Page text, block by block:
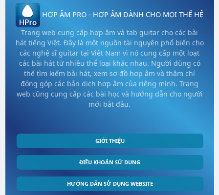
HỢP ÂM PRO - HỢP ÂM DÀNH CHO MỌI THẾ HỆ
Trang web cung cấp hợp âm và tab guitar cho các bài
hát tiếng Việt. Đây là một nguồn tài nguyên phổ biến cho
các nghệ sĩ guitar tại Việt Nam vì nó cung cấp một loạt
các bài hát từ nhiều thể loại khác nhau. Người dùng có
thể tìm kiếm bài hát, xem sơ đồ hợp âm và thậm chí
đóng góp các bản dịch hợp âm của riêng mình. Trang
web cũng cung cấp các bài học và hướng dẫn cho người
mới bắt đầu.
GIỚI THIỆU
ĐIỀU KHOẢN SỬ DỤNG
HƯỚNG DẪN SỬ DỤNG WEBSITE